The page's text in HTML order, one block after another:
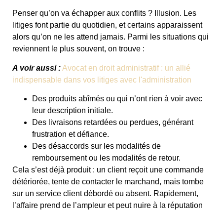
Penser qu’on va échapper aux conflits ? Illusion. Les
litiges font partie du quotidien, et certains apparaissent
alors qu’on ne les attend jamais. Parmi les situations qui
reviennent le plus souvent, on trouve :
A voir aussi :Avocat en droit administratif : un allié
indispensable dans vos litiges avec l'administration
Des produits abîmés ou qui n’ont rien à voir avec
leur description initiale.
Des livraisons retardées ou perdues, générant
frustration et défiance.
Des désaccords sur les modalités de
remboursement ou les modalités de retour.
Cela s’est déjà produit : un client reçoit une commande
détériorée, tente de contacter le marchand, mais tombe
sur un service client débordé ou absent. Rapidement,
l’affaire prend de l’ampleur et peut nuire à la réputation